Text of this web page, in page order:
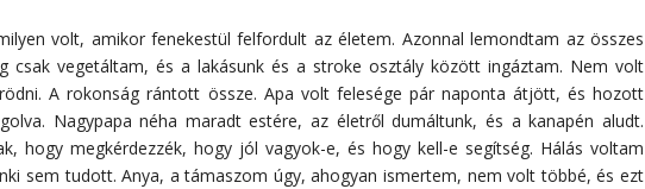
volt, amikor fenekestül felfordult az életem. Azonnal lemondtam az összes
csak vegetáltam, és a lakásunk és a stroke osztály között ingáztam. Nem volt
A rokonság rántott össze. Apa volt felesége pár naponta átjött, és hozott
Nagypapa néha maradt estére, az életről dumáltunk, és a kanapén aludt.
hogy megkérdezzék, hogy jól vagyok-e, és hogy kell-e segítség. Hálás voltam
sem tudott. Anya, a támaszom úgy, ahogyan ismertem, nem volt többé, és ezt